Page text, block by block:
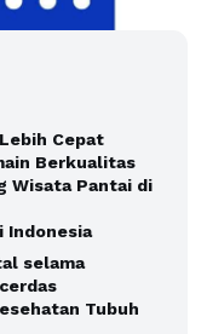
Cepat
Berkualitas
Wisata Pantai di
Indonesia
selama
Tubuh